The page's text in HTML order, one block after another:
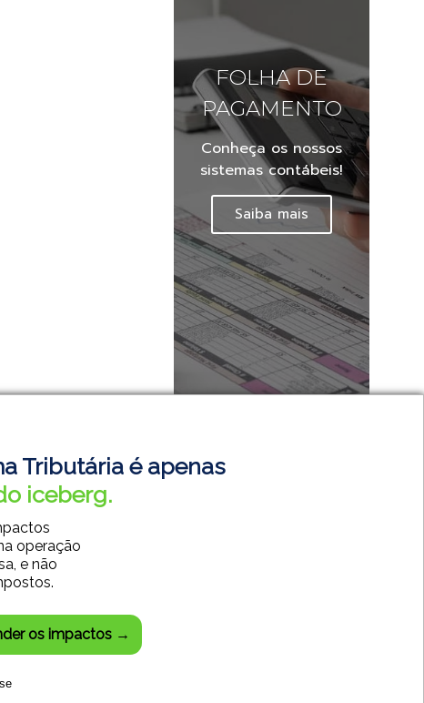
Tributária é apenas
iceberg.
operação
e não
os impactos →
FOLHA DE
PAGAMENTO
Conheça os nossos
sistemas contábeis!
Saiba mais
85